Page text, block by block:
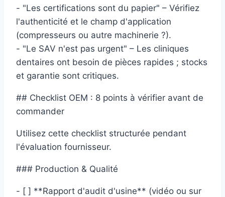
- "Les certifications sont du papier" – Vérifiez
l'authenticité et le champ d'application
(compresseurs ou autre machinerie ?).
- "Le SAV n'est pas urgent" – Les cliniques
dentaires ont besoin de pièces rapides ; stocks
et garantie sont critiques.
## Checklist OEM : 8 points à vérifier avant de
commander
Utilisez cette checklist structurée pendant
l'évaluation fournisseur.
### Production & Qualité
- [ ] **Rapport d'audit d'usine** (vidéo ou sur